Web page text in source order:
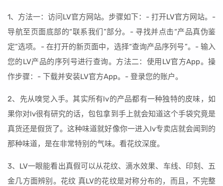
1、方法一：访问LV官方网站。步骤如下：- 打开LV官方网站。-
导航至页面底部的“联系我们”部分。- 寻找并点击“产品真伪鉴
定”选项。- 在打开的新页面中，选择“查询产品序列号”。- 输入
您的LV产品的序列号进行查询。方法二：使用LV官方App。操
作步骤：- 下载并安装LV官方App。- 登录您的账户。
2、先从嗅觉入手。其实所有lv的产品都有一种独特的皮味，如
果你对lv很有研究的话，包包拿到手上就会知道这个手袋究竟是
真货还是假货了。这种味道就好像你一进入lv专卖店就会闻到的
那种味道，是在非常特别的气味。看花纹深度。
3、LV一眼能看出真假可以从花纹、滴水效果、车线、印刻、五
金几方面辨别。花纹 真LV的花纹是对称分布的，而且，不完整